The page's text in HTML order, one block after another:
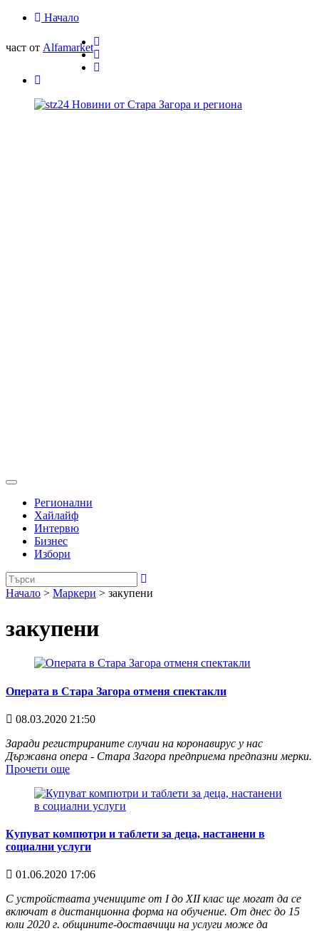
Начало
част от Alfamarket
Регионални
Хайлайф
Интервю
Бизнес
Избори
Начало > Маркери > закупени
закупени
Операта в Стара Загора отменя спектакли
08.03.2020 21:50
Заради регистрираните случаи на коронавирус у нас
Държавна опера - Стара Загора предприема предпазни мерки.
Прочети още
Купуват компютри и таблети за деца, настанени в
социални услуги
01.06.2020 17:06
С устройствата учениците от I до XII клас ще могат да се
включат в дистанционна форма на обучение. От днес до 15
юли 2020 г. общините-доставчици на услуги може да